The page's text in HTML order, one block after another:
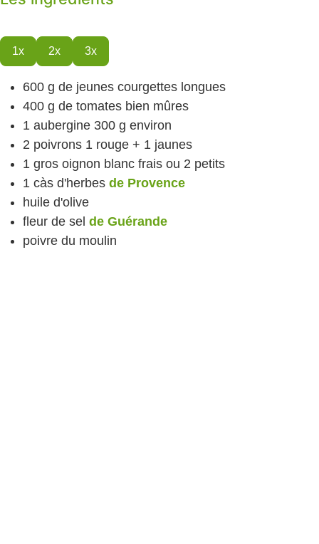
1x 2x 3x
600 g de jeunes courgettes longues
400 g de tomates bien mûres
1 aubergine 300 g environ
2 poivrons 1 rouge + 1 jaunes
1 gros oignon blanc frais ou 2 petits
1 càs d'herbes de Provence
huile d'olive
fleur de sel de Guérande
poivre du moulin